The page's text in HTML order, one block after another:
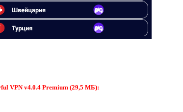
VPN v4.0.4 Premium (29,5 МБ):